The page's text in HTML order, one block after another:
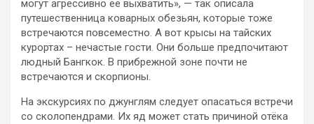
могут агрессивно ее выхватить», — так описала
путешественница коварных обезьян, которые тоже
встречаются повсеместно. А вот крысы на тайских
курортах – нечастые гости. Они больше предпочитают
людный Бангкок. В прибрежной зоне почти не
встречаются и скорпионы.
На экскурсиях по джунглям следует опасаться встречи
со сколопендрами. Их яд может стать причиной отёка